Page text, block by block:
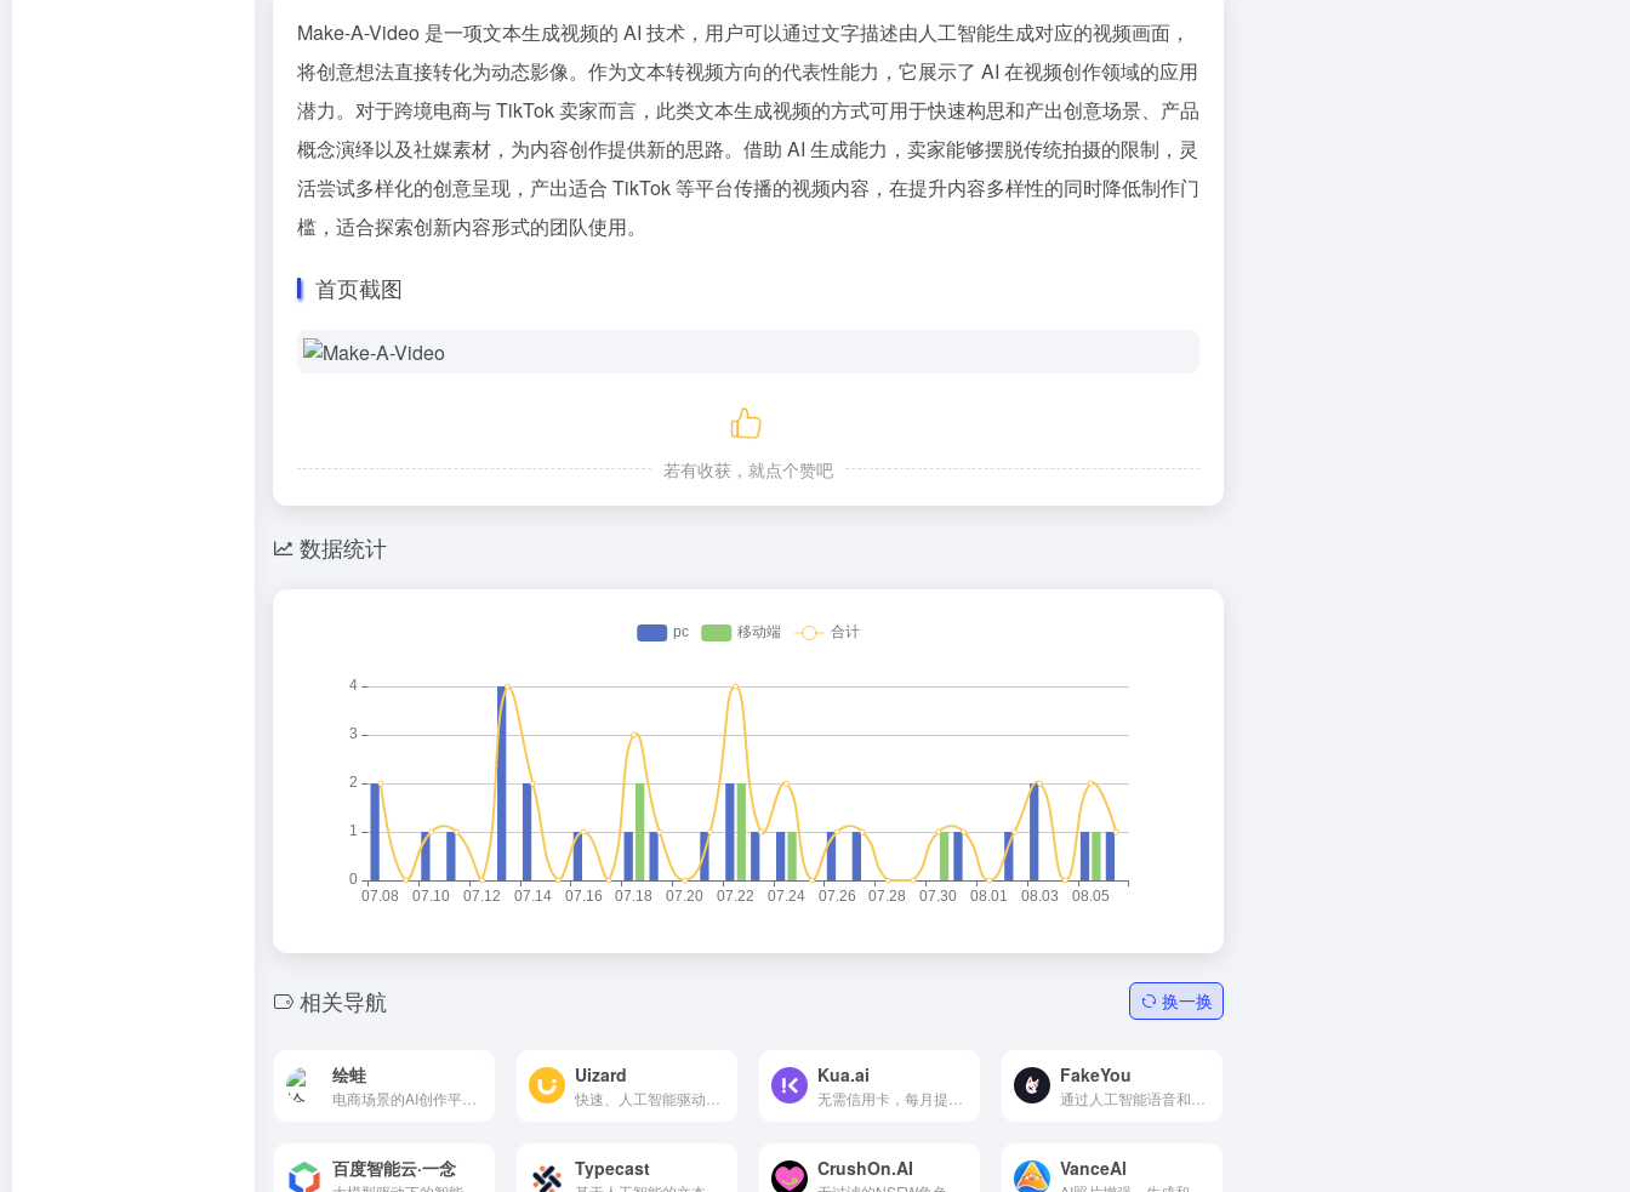
Make-A-Video 是一项文本生成视频的 AI 技术，用户可以通过文字描述由人工智能生成对应的视频画面，
将创意想法直接转化为动态影像。作为文本转视频方向的代表性能力，它展示了 AI 在视频创作领域的应用
潜力。对于跨境电商与 TikTok 卖家而言，此类文本生成视频的方式可用于快速构思和产出创意场景、产品
概念演绎以及社媒素材，为内容创作提供新的思路。借助 AI 生成能力，卖家能够摆脱传统拍摄的限制，灵
活尝试多样化的创意呈现，产出适合 TikTok 等平台传播的视频内容，在提升内容多样性的同时降低制作门
槛，适合探索创新内容形式的团队使用。
首页截图
若有收获，就点个赞吧
数据统计
相关导航 换一换
绘蛙 Uizard Kua.ai FakeYou
百度智能云·一念 Typecast CrushOn.AI VanceAl